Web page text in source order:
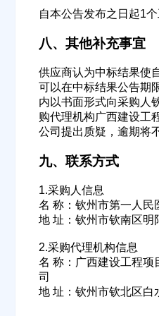
自本公告发布之日起1个
八、其他补充事宜
供应商认为中标结果使
可以在中标结果公告期
内以书面形式向采购人
购代理机构广西建设工
公司提出质疑，逾期将
九、联系方式
1.采购人信息
名 称：钦州市第一人民
地 址：钦州市钦南区明
2.采购代理机构信息
名 称：广西建设工程项
司
地 址：钦州市钦北区白
经办人
联系方式
立